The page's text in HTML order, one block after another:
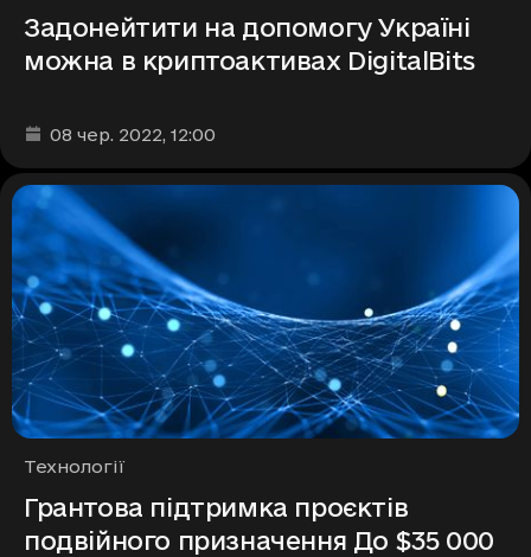
Задонейтити на допомогу Україні
можна в криптоактивах DigitalBits
Дата та час публікації
08 чер. 2022, 12:00
Рубрики
Технології
Грантова підтримка проєктів
подвійного призначення До $35 000